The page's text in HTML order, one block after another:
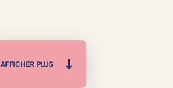
AFFICHER PLUS